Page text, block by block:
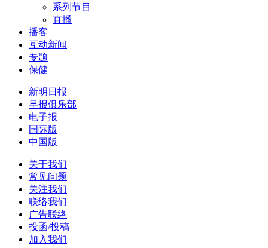
系列节目
直播
播客
互动新闻
专题
保健
新明日报
早报俱乐部
电子报
国际版
中国版
关于我们
常见问题
关注我们
联络我们
广告联络
投函/投稿
加入我们